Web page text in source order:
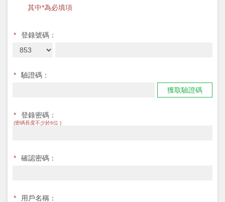
其中*為必填項
* 登錄號碼：
*
驗證碼：
獲取驗證碼
* 登錄密碼：
(密碼長度不少於6位 )
* 確認密碼：
* 用戶名稱：